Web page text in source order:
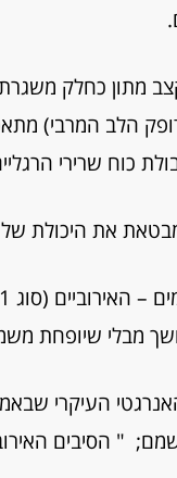
מתון כחלק
כוח שרירי
את היכולת של
מבלי שיופחת
העיקרי
" הסיבים